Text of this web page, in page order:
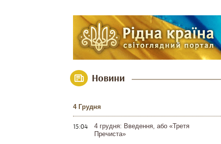
Новини
4 Грудня
15:04
4 грудня: Введення, або «Третя
Пречиста»